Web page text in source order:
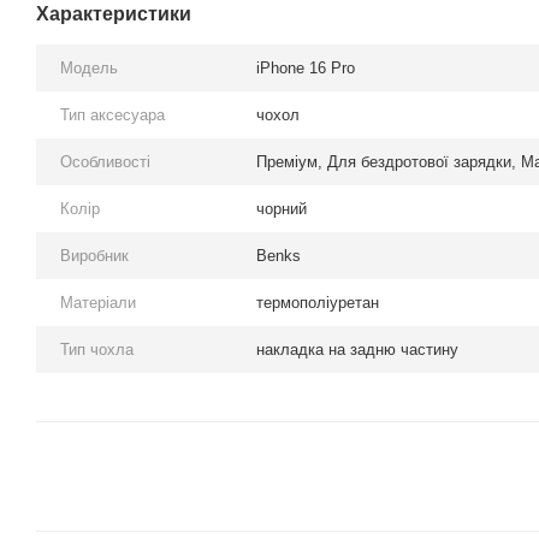
Характеристики
Модель iPhone 16 Pro
Тип аксесуара чохол
Особливості Преміум, Для бездротової зарядки,
Колір чорний
Виробник Benks
Матеріали термополіуретан
Тип чохла накладка на задню частину